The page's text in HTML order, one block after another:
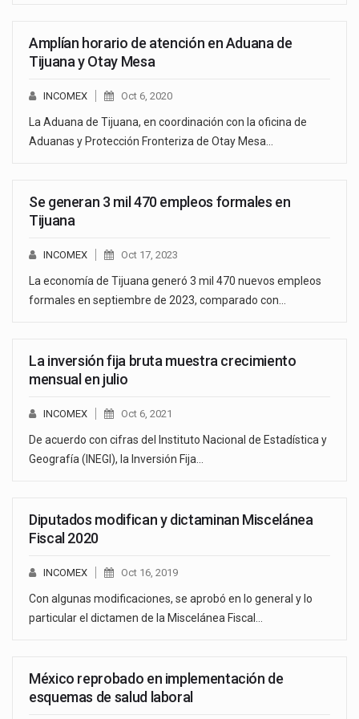
Amplían horario de atención en Aduana de
Tijuana y Otay Mesa
INCOMEX Oct 6, 2020
La Aduana de Tijuana, en coordinación con la oficina de
Aduanas y Protección Fronteriza de Otay Mesa…
Se generan 3 mil 470 empleos formales en
Tijuana
INCOMEX Oct 17, 2023
La economía de Tijuana generó 3 mil 470 nuevos empleos
formales en septiembre de 2023, comparado con…
La inversión fija bruta muestra crecimiento
mensual en julio
INCOMEX Oct 6, 2021
De acuerdo con cifras del Instituto Nacional de Estadística y
Geografía (INEGI), la Inversión Fija…
Diputados modifican y dictaminan Miscelánea
Fiscal 2020
INCOMEX Oct 16, 2019
Con algunas modificaciones, se aprobó en lo general y lo
particular el dictamen de la Miscelánea Fiscal…
México reprobado en implementación de
esquemas de salud laboral